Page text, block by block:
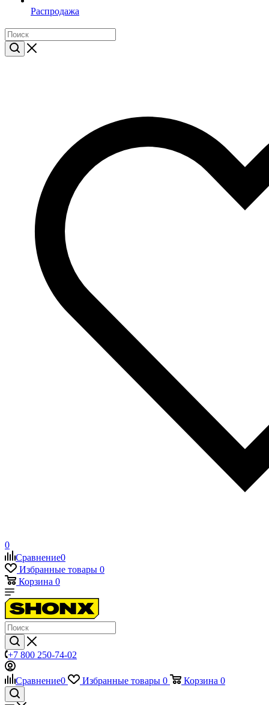
Распродажа
0
Сравнение0
Избранные товары 0
Корзина 0
+7 800 250-74-02
Сравнение0 Избранные товары 0 Корзина 0